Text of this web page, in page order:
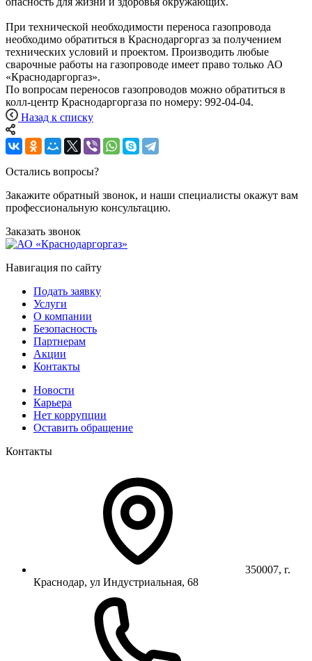
При технической необходимости переноса газопровода
необходимо обратиться в Краснодаргоргаз за получением
технических условий и проектом. Производить любые
сварочные работы на газопроводе имеет право только АО
«Краснодаргоргаз».
По вопросам переносов газопроводов можно обратиться в
колл-центр Краснодаргоргаза по номеру: 992-04-04.
Назад к списку
Остались вопросы?
Закажите обратный звонок, и наши специалисты окажут вам
профессиональную консультацию.
Заказать звонок
Навигация по сайту
Подать заявку
Услуги
О компании
Безопасность
Партнерам
Акции
Контакты
Новости
Карьера
Нет коррупции
Оставить обращение
Контакты
350007, г.
Краснодар, ул Индустриальная, 68